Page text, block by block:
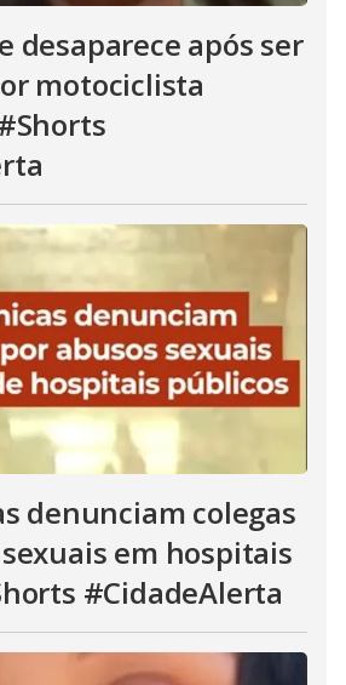
desaparece após ser
motociclista
denunciam colegas
em hospitais
#CidadeAlerta